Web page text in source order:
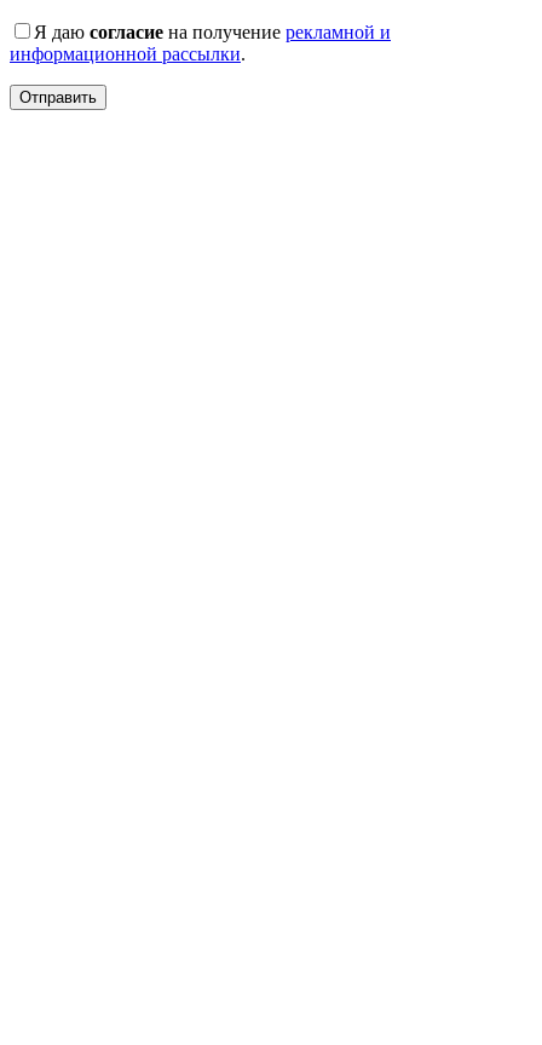
Я даю согласие на получение рекламной и
информационной рассылки.
Отправить